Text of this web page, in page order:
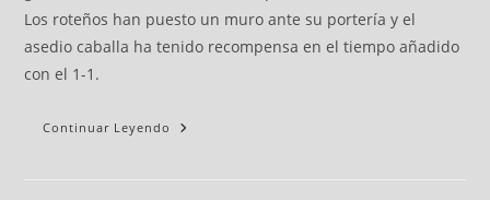
Los roteños han puesto un muro ante su portería y el
asedio caballa ha tenido recompensa en el tiempo añadido
con el 1-1.
Continuar Leyendo